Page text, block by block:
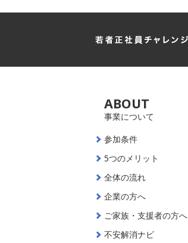
ABOUT
事業について
参加条件
5つのメリット
全体の流れ
企業の方へ
ご家族・支援者の方へ
不安解消ナビ